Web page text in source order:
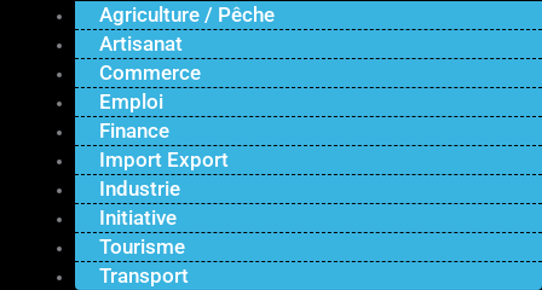
Agriculture / Pêche
Artisanat
Commerce
Emploi
Finance
Import Export
Industrie
Initiative
Tourisme
Transport